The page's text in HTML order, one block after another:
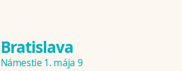
Bratislava
Námestie 1. mája 9